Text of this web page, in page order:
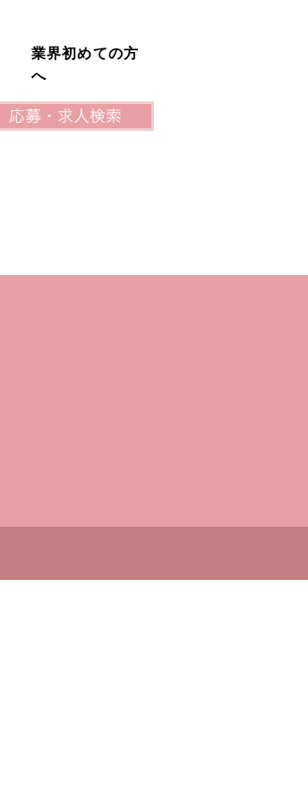
業界初めての方
へ